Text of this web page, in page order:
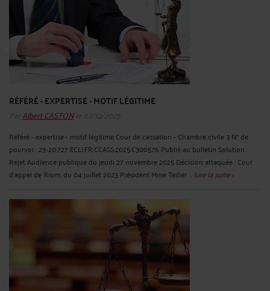
RÉFÉRÉ - EXPERTISE - MOTIF LÉGITIME
ParAlbert CASTONle 02/12/2025
Référé - expertise - motif légitime Cour de cassation - Chambre civile 3 N° de
pourvoi : 23-20.727 ECLI:FR:CCASS:2025:C300576 Publié au bulletin Solution :
Rejet Audience publique du jeudi 27 novembre 2025 Décision attaquée : Cour
d'appel de Riom, du 04 juillet 2023 Président Mme Teiller ... Lire la suite >